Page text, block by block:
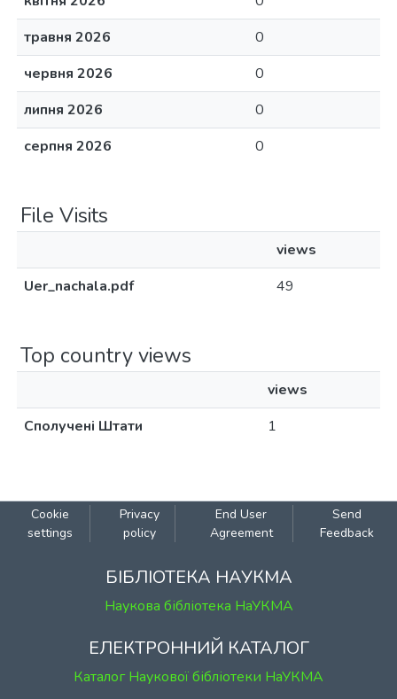
травня 2026
0
червня 2026
0
липня 2026
0
серпня 2026
0
File Visits
views
Uer_nachala.pdf
49
Top country views
views
Сполучені Штати
1
Cookie
settings
Privacy
policy
End User
Agreement
Send
Feedback
БІБЛІОТЕКА НАУКМА
Наукова бібліотека НаУКМА
ЕЛЕКТРОННИЙ КАТАЛОГ
Каталог Наукової бібліотеки НаУКМА